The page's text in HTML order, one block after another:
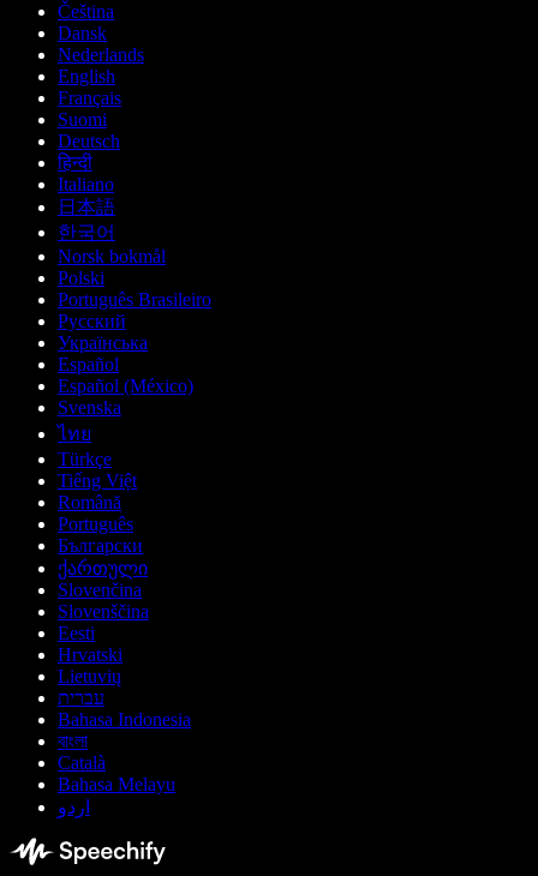
Čeština
Dansk
Nederlands
English
Français
Suomi
Deutsch
हिन्दी
Italiano
日本語
한국어
Norsk bokmål
Polski
Português Brasileiro
Русский
Українська
Español
Español (México)
Svenska
ไทย
Türkçe
Tiếng Việt
Română
Português
Български
ქართული
Slovenčina
Slovenščina
Eesti
Hrvatski
Lietuvių
עברית
Bahasa Indonesia
বাংলা
Català
Bahasa Melayu
اردو